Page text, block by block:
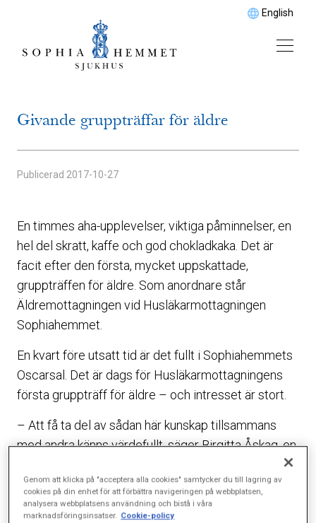
English
Givande gruppträffar för äldre
Publicerad 2017-10-27
En timmes aha-upplevelser, viktiga påminnelser, en
hel del skratt, kaffe och god chokladkaka. Det är
facit efter den första, mycket uppskattade,
gruppträffen för äldre. Som anordnare står
Äldremottagningen vid Husläkarmottagningen
Sophiahemmet.
En kvart före utsatt tid är det fullt i Sophiahemmets
Oscarsal. Det är dags för Husläkarmottagningens
första gruppträff för äldre – och intresset är stort.
– Att få ta del av sådan här kunskap tillsammans
med andra känns värdefullt, säger Birgitta Åskag, en
Äldremottagningen vid Husläkarmottagningen
Sophiahemmet anordnar under hösten tematräffar
Genom att klicka på "acceptera alla cookies" samtycker du till lagring av
cookies på din enhet för att förbättra navigeringen på webbplatsen,
analysera webbplatsens användning och bistå i våra
marknadsföringsinsatser. Cookie-policy